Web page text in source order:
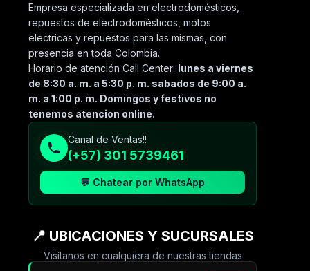
Empresa especializada en electrodomésticos,
repuestos de electrodomésticos, motos
electricas y repuestos para las mismas, con
presencia en toda Colombia.
Horario de atención Call Center: lunes a viernes
de 8:30 a. m. a 5:30 p. m. sabados de 9:00 a.
m. a 1:00 p. m. Domingos y festivos no
tenemos atencion online.
Canal de Ventas!!
(+57) 301 5739461
💬 Chatear por WhatsApp
📍 UBICACIONES Y SUCURSALES
Visítanos en cualquiera de nuestras tiendas